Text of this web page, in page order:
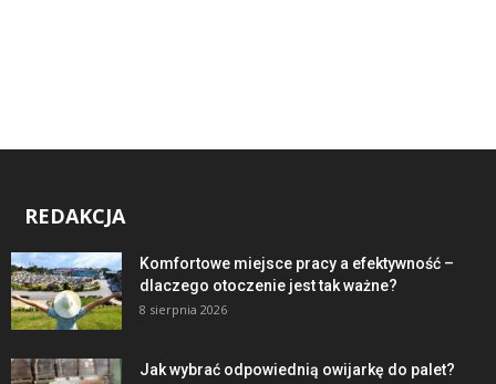
REDAKCJA
Komfortowe miejsce pracy a efektywność –
dlaczego otoczenie jest tak ważne?
8 sierpnia 2026
Jak wybrać odpowiednią owijarkę do palet?